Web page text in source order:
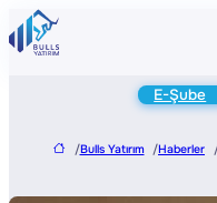
E-Şube
/Bulls Yatırım /Haberler